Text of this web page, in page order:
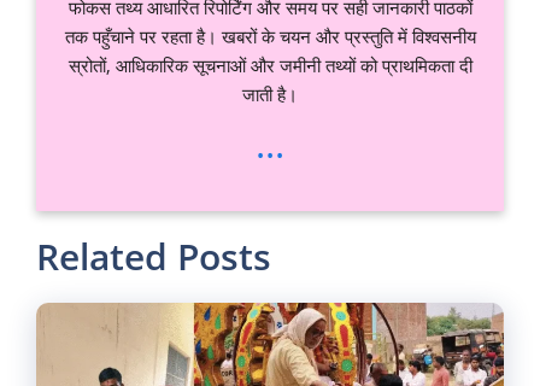
फोकस तथ्य आधारित रिपोर्टिंग और समय पर सही जानकारी पाठकों
तक पहुँचाने पर रहता है। खबरों के चयन और प्रस्तुति में विश्वसनीय
स्रोतों, आधिकारिक सूचनाओं और जमीनी तथ्यों को प्राथमिकता दी
जाती है।
...
Related Posts